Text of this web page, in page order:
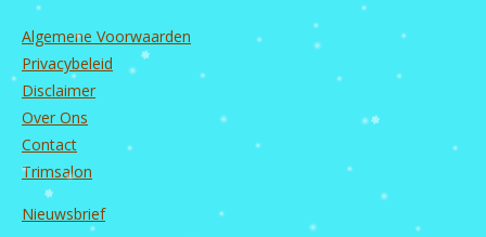
Algemene Voorwaarden
Privacybeleid
Disclaimer
Over Ons
Contact
Trimsalon
Nieuwsbrief